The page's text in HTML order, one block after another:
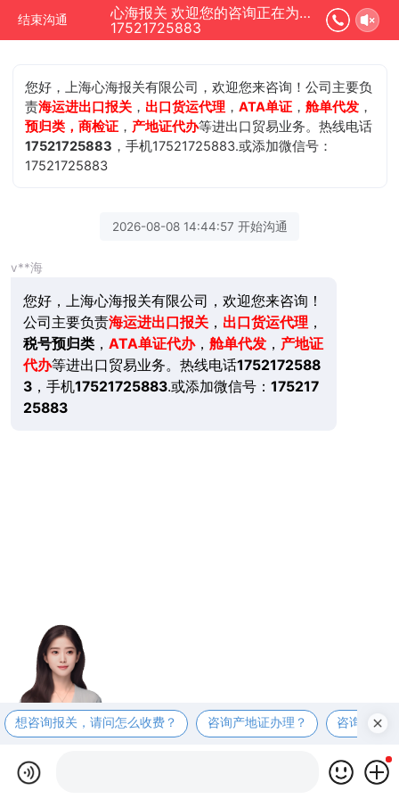
结束沟通
心海报关 欢迎您的咨询正在为您服务
17521725883
您好，上海心海报关有限公司，欢迎您来咨询！公司主要负
责海运进出口报关 ， 出口货运代理 ，ATA单证 ，舱单代发 ，
预归类，商检证 ， 产地证代办等进出口贸易业务。热线电话
17521725883 ，手机17521725883.或添加微信号：
17521725883
2026-08-08 14:44:57 开始沟通
v**海
您好，上海心海报关有限公司，欢迎您来咨询！
公司主要负责海运进出口报关， 出口货运代理 ，
税号预归类， ATA单证代办， 舱单代发， 产地证
代办等进出口贸易业务。热线电话1752172588
3，手机17521725883.或添加微信号： 175217
25883
想咨询报关，请问怎么收费？ 咨询产地证办理？ 咨询商检